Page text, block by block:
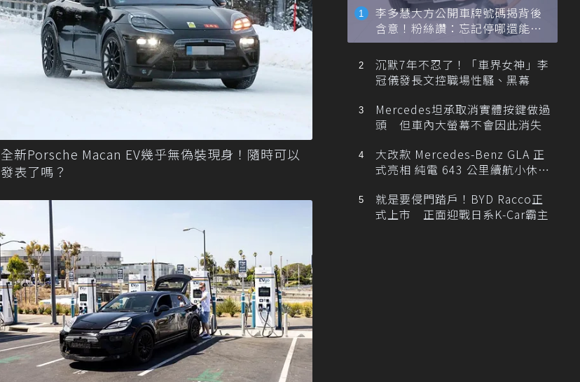
全新Porsche Macan EV幾乎無偽裝現身！隨時可以
發表了嗎？
李多慧大方公開車牌號碼揭背後
含意！粉絲讚：忘記停哪還能幫
忙找車
沉默7年不忍了！「車界女神」李
冠儀發長文控職場性騷、黑幕
Mercedes坦承取消實體按鍵做過
頭 但車內大螢幕不會因此消失
大改款 Mercedes-Benz GLA 正
式亮相 純電 643 公里續航小休
就是要侵門踏戶！BYD Racco正
式上市 正面迎戰日系K-Car霸主